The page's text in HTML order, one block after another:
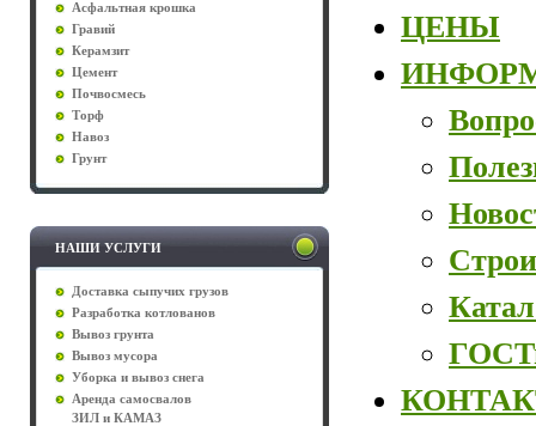
Асфальтная крошка
Гравий
Керамзит
Цемент
Почвосмесь
Торф
Навоз
Грунт
НАШИ УСЛУГИ
Доставка сыпучих грузов
Разработка котлованов
Вывоз грунта
Вывоз мусора
Уборка и вывоз снега
Аренда самосвалов
ЗИЛ и КАМАЗ
ЦЕНЫ